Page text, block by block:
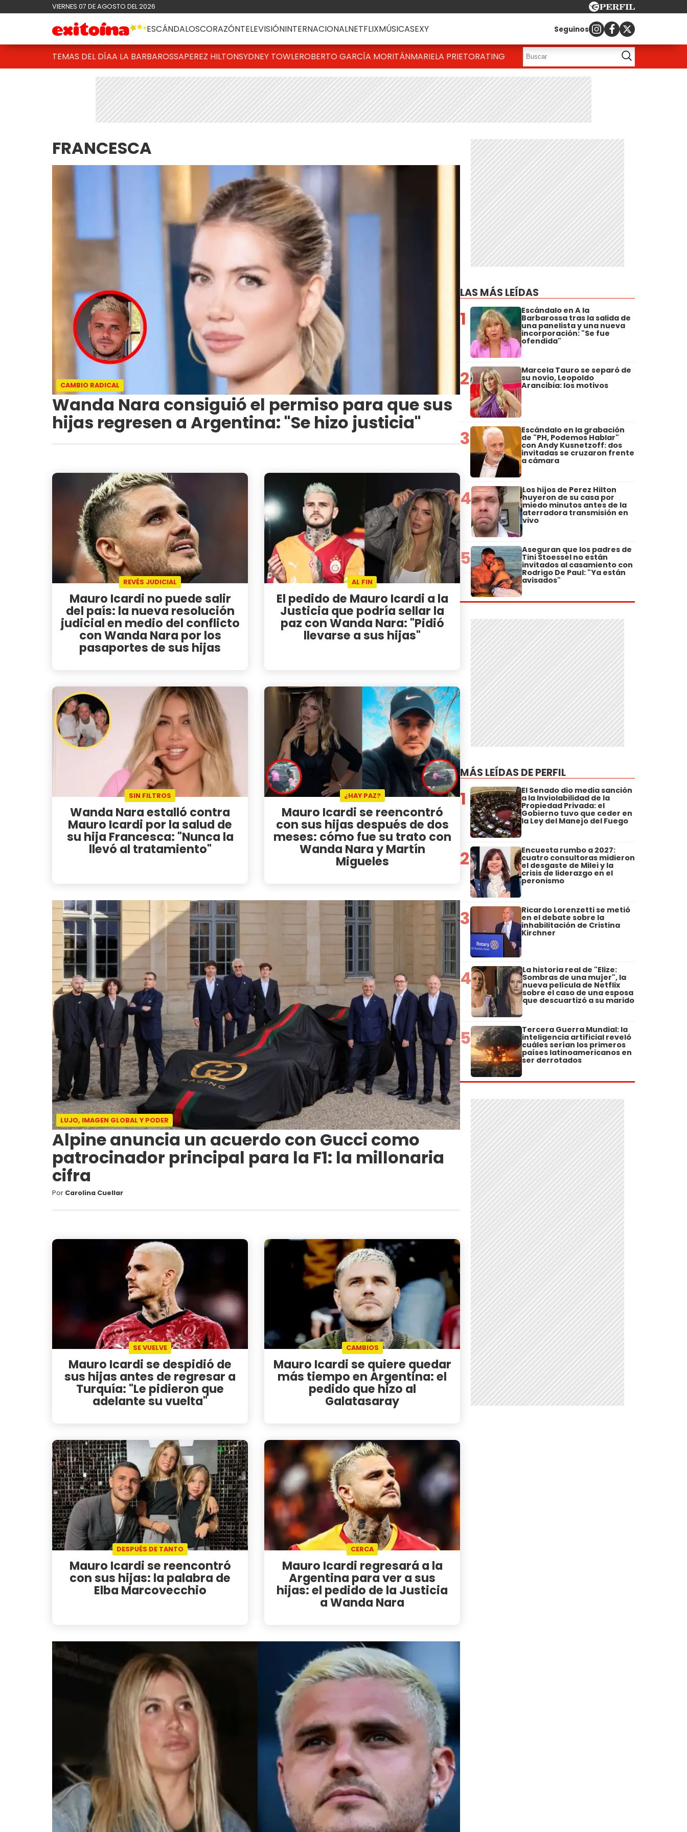
VIERNES 07 DE AGOSTO DEL 2026
ESCÁNDALOSCORAZÓNTELEVISIÓNINTERNACIONALNETFLIXMÚSICASEXY Seguinos
TEMAS DEL DÍAA LA BARBAROSSAPEREZ HILTONSYDNEY TOWLEROBERTO GARCÍA MORITÁNMARIELA PRIETORATING
FRANCESCA
CAMBIO RADICAL
Wanda Nara consiguió el permiso para que sus
hijas regresen a Argentina: "Se hizo justicia"
REVÉS JUDICIAL
Mauro Icardi no puede salir
del país: la nueva resolución
judicial en medio del conflicto
con Wanda Nara por los
pasaportes de sus hijas
AL FIN
El pedido de Mauro Icardi a la
Justicia que podría sellar la
paz con Wanda Nara: "Pidió
llevarse a sus hijas"
SIN FILTROS
Wanda Nara estalló contra
Mauro Icardi por la salud de
su hija Francesca: "Nunca la
llevó al tratamiento"
¿HAY PAZ?
Mauro Icardi se reencontró
con sus hijas después de dos
meses: cómo fue su trato con
Wanda Nara y Martín
Migueles
LUJO, IMAGEN GLOBAL Y PODER
Alpine anuncia un acuerdo con Gucci como
patrocinador principal para la F1: la millonaria
cifra
Por Carolina Cuellar
SE VUELVE
Mauro Icardi se despidió de
sus hijas antes de regresar a
Turquía: "Le pidieron que
adelante su vuelta"
CAMBIOS
Mauro Icardi se quiere quedar
más tiempo en Argentina: el
pedido que hizo al
Galatasaray
DESPUÉS DE TANTO
Mauro Icardi se reencontró
con sus hijas: la palabra de
Elba Marcovecchio
CERCA
Mauro Icardi regresará a la
Argentina para ver a sus
hijas: el pedido de la Justicia
a Wanda Nara
LAS MÁS LEÍDAS
1 Escándalo en A la
Barbarossa tras la salida de
una panelista y una nueva
incorporación: "Se fue
ofendida"
2 Marcela Tauro se separó de
su novio, Leopoldo
Arancibia: los motivos
3 Escándalo en la grabación
de "PH, Podemos Hablar"
con Andy Kusnetzoff: dos
invitadas se cruzaron frente
a cámara
4 Los hijos de Perez Hilton
huyeron de su casa por
miedo minutos antes de la
aterradora transmisión en
vivo
5 Aseguran que los padres de
Tini Stoessel no están
invitados al casamiento con
Rodrigo De Paul: "Ya están
avisados"
MÁS LEÍDAS DE PERFIL
1 El Senado dio media sanción
a la Inviolabilidad de la
Propiedad Privada: el
Gobierno tuvo que ceder en
la Ley del Manejo del Fuego
2 Encuesta rumbo a 2027:
cuatro consultoras midieron
el desgaste de Milei y la
crisis de liderazgo en el
peronismo
3 Ricardo Lorenzetti se metió
en el debate sobre la
inhabilitación de Cristina
Kirchner
4 La historia real de "Elize:
Sombras de una mujer", la
nueva película de Netflix
sobre el caso de una esposa
que descuartizó a su marido
5 Tercera Guerra Mundial: la
inteligencia artificial reveló
cuáles serían los primeros
países latinoamericanos en
ser derrotados